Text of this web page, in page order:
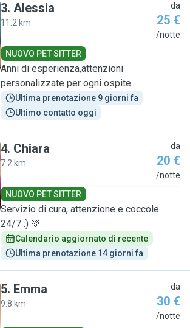
3. Alessia
11.2 km
da
25 €
/notte
NUOVO PET SITTER
Anni di esperienza,attenzioni
personalizzate per ogni ospite
Ultima prenotazione 9 giorni fa
Ultimo contatto oggi
4. Chiara
7.2 km
da
20 €
/notte
NUOVO PET SITTER
Servizio di cura, attenzione e coccole
24/7 :) 💚
Calendario aggiornato di recente
Ultima prenotazione 14 giorni fa
5. Emma
9.8 km
da
30 €
/notte